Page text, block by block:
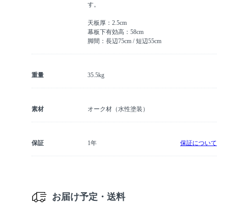
す。
天板厚：2.5cm
幕板下有効高：58cm
脚間：長辺75cm / 短辺55cm
重量 35.5kg
素材 オーク材（水性塗装）
保証 1年 保証について
お届け予定・送料